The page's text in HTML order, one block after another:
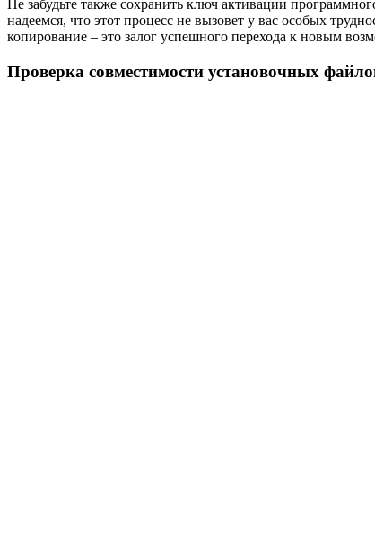
Не забудьте также сохранить ключ активации
надеемся, что этот процесс не вызовет у вас особых
копирование – это залог успешного перехода к новым
Проверка совместимости установочных